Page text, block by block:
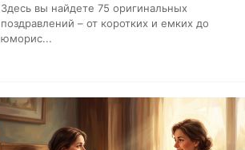
Здесь вы найдете 75 оригинальных
поздравлений – от коротких и емких до
юморис...